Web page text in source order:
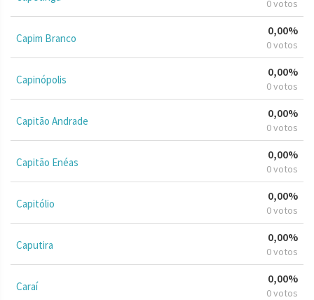
0 votos
Capim Branco
0,00%
0 votos
Capinópolis
0,00%
0 votos
Capitão Andrade
0,00%
0 votos
Capitão Enéas
0,00%
0 votos
Capitólio
0,00%
0 votos
Caputira
0,00%
0 votos
Caraí
0,00%
0 votos